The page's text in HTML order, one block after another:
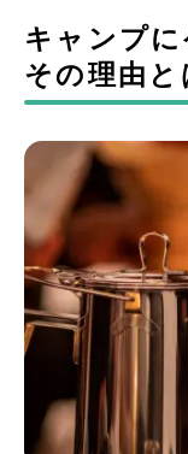
キャンプに
その理由と